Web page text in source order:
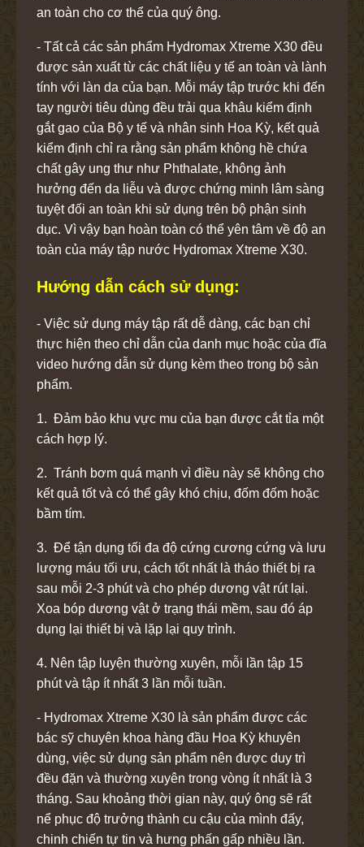
an toàn cho cơ thể của quý ông.
- Tất cả các sản phẩm Hydromax Xtreme X30 đều
được sản xuất từ các chất liệu y tế an toàn và lành
tính với làn da của bạn. Mỗi máy tập trước khi đến
tay người tiêu dùng đều trải qua khâu kiểm định
gắt gao của Bộ y tế và nhân sinh Hoa Kỳ, kết quả
kiểm định chỉ ra rằng sản phẩm không hề chứa
chất gây ung thư như Phthalate, không ảnh
hưởng đến da liễu và được chứng minh lâm sàng
tuyệt đối an toàn khi sử dụng trên bộ phận sinh
dục. Vì vậy bạn hoàn toàn có thể yên tâm về độ an
toàn của máy tập nước Hydromax Xtreme X30.
Hướng dẫn cách sử dụng:
- Việc sử dụng máy tập rất dễ dàng, các bạn chỉ
thực hiện theo chỉ dẫn của danh mục hoặc của đĩa
video hướng dẫn sử dụng kèm theo trong bộ sản
phẩm.
1. Đảm bảo khu vực mu của bạn được cắt tỉa một
cách hợp lý.
2. Tránh bơm quá mạnh vì điều này sẽ không cho
kết quả tốt và có thể gây khó chịu, đốm đốm hoặc
bầm tím.
3. Để tận dụng tối đa độ cứng cương cứng và lưu
lượng máu tối ưu, cách tốt nhất là tháo thiết bị ra
sau mỗi 2-3 phút và cho phép dương vật rút lại.
Xoa bóp dương vật ở trạng thái mềm, sau đó áp
dụng lại thiết bị và lặp lại quy trình.
4. Nên tập luyện thường xuyên, mỗi lần tập 15
phút và tập ít nhất 3 lần mỗi tuần.
- Hydromax Xtreme X30 là sản phẩm được các
bác sỹ chuyên khoa hàng đầu Hoa Kỳ khuyên
dùng, việc sử dụng sản phẩm nên được duy trì
đều đặn và thường xuyên trong vòng ít nhất là 3
tháng. Sau khoảng thời gian này, quý ông sẽ rất
nể phục độ trưởng thành cu cậu của mình đấy,
chinh chiến tự tin và hưng phấn gấp nhiều lần.